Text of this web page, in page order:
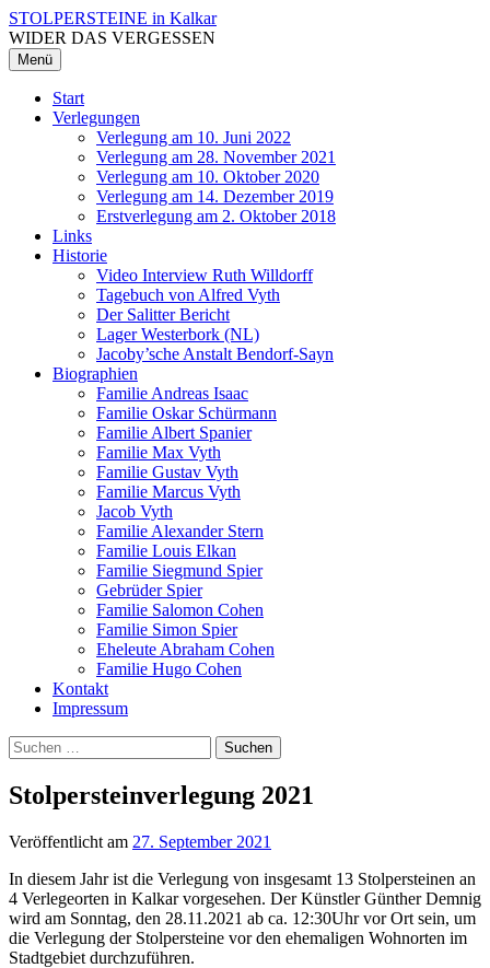
Zum
Inhalt
überspringen
STOLPERSTEINE in Kalkar
WIDER DAS VERGESSEN
Menü
Start
Verlegungen
Verlegung am 10. Juni 2022
Verlegung am 28. November 2021
Verlegung am 10. Oktober 2020
Verlegung am 14. Dezember 2019
Erstverlegung am 2. Oktober 2018
Links
Historie
Video Interview Ruth Willdorff
Tagebuch von Alfred Vyth
Der Salitter Bericht
Lager Westerbork (NL)
Jacoby’sche Anstalt Bendorf-Sayn
Biographien
Familie Andreas Isaac
Familie Oskar Schürmann
Familie Albert Spanier
Familie Max Vyth
Familie Gustav Vyth
Familie Marcus Vyth
Jacob Vyth
Familie Alexander Stern
Familie Louis Elkan
Familie Siegmund Spier
Gebrüder Spier
Familie Salomon Cohen
Familie Simon Spier
Eheleute Abraham Cohen
Familie Hugo Cohen
Kontakt
Impressum
Suchen
nach:
Stolpersteinverlegung 2021
Veröffentlicht am 27. September 2021
In diesem Jahr ist die Verlegung von insgesamt 13 Stolpersteinen an
4 Verlegeorten in Kalkar vorgesehen. Der Künstler Günther Demnig
wird am Sonntag, den 28.11.2021 ab ca. 12:30Uhr vor Ort sein, um
die Verlegung der Stolpersteine vor den ehemaligen Wohnorten im
Stadtgebiet durchzuführen.